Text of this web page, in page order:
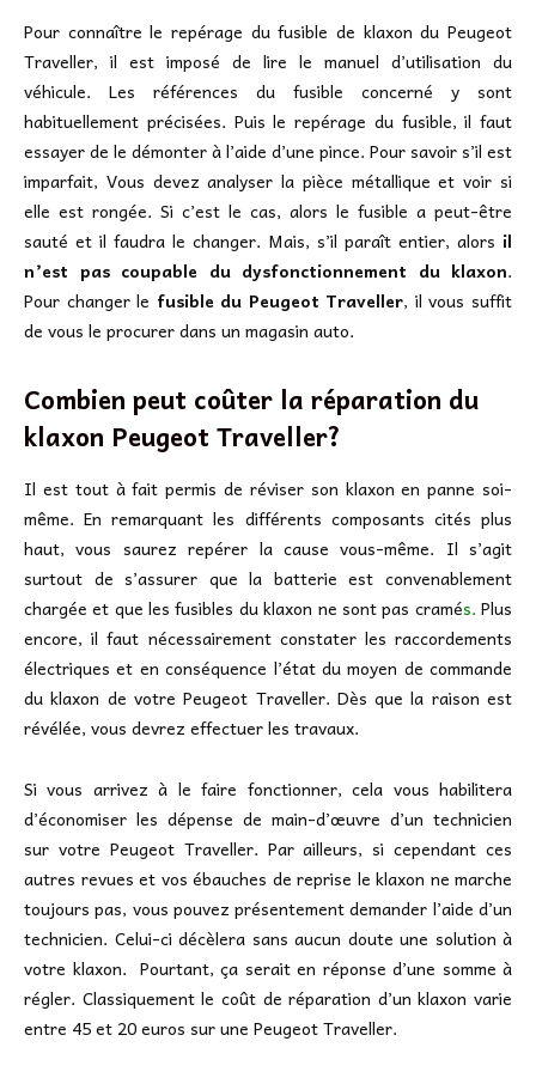
Pour connaître le repérage du fusible de klaxon du Peugeot
Traveller, il est imposé de lire le manuel d’utilisation du
véhicule. Les références du fusible concerné y sont
habituellement précisées. Puis le repérage du fusible, il faut
essayer de le démonter à l’aide d’une pince. Pour savoir s’il est
imparfait, Vous devez analyser la pièce métallique et voir si
elle est rongée. Si c’est le cas, alors le fusible a peut-être
sauté et il faudra le changer. Mais, s’il paraît entier, alors il
n’est pas coupable du dysfonctionnement du klaxon.
Pour changer le fusible du Peugeot Traveller, il vous suffit
de vous le procurer dans un magasin auto.
Combien peut coûter la réparation du
klaxon Peugeot Traveller?
Il est tout à fait permis de réviser son klaxon en panne soi-
même. En remarquant les différents composants cités plus
haut, vous saurez repérer la cause vous-même. Il s’agit
surtout de s’assurer que la batterie est convenablement
chargée et que les fusibles du klaxon ne sont pas cramés. Plus
encore, il faut nécessairement constater les raccordements
électriques et en conséquence l’état du moyen de commande
du klaxon de votre Peugeot Traveller. Dès que la raison est
révélée, vous devrez effectuer les travaux.
Si vous arrivez à le faire fonctionner, cela vous habilitera
d’économiser les dépense de main-d’œuvre d’un technicien
sur votre Peugeot Traveller. Par ailleurs, si cependant ces
autres revues et vos ébauches de reprise le klaxon ne marche
toujours pas, vous pouvez présentement demander l’aide d’un
technicien. Celui-ci décèlera sans aucun doute une solution à
votre klaxon. Pourtant, ça serait en réponse d’une somme à
régler. Classiquement le coût de réparation d’un klaxon varie
entre 45 et 20 euros sur une Peugeot Traveller.